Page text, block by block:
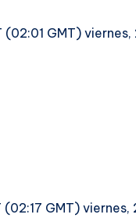
(02:01 GMT)
(02:17 GMT)